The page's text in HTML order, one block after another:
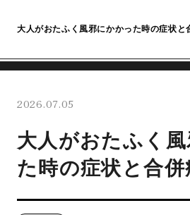
大人がおたふく風邪にかかった時の症状と
2026.07.05
大人がおたふく
た時の症状と合